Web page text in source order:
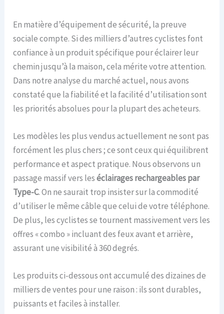
En matière d’équipement de sécurité, la preuve
sociale compte. Si des milliers d’autres cyclistes font
confiance à un produit spécifique pour éclairer leur
chemin jusqu’à la maison, cela mérite votre attention.
Dans notre analyse du marché actuel, nous avons
constaté que la fiabilité et la facilité d’utilisation sont
les priorités absolues pour la plupart des acheteurs.
Les modèles les plus vendus actuellement ne sont pas
forcément les plus chers ; ce sont ceux qui équilibrent
performance et aspect pratique. Nous observons un
passage massif vers leséclairages rechargeables par
Type-C. On ne saurait trop insister sur la commodité
d’utiliser le même câble que celui de votre téléphone.
De plus, les cyclistes se tournent massivement vers les
offres « combo » incluant des feux avant et arrière,
assurant une visibilité à 360 degrés.
Les produits ci-dessous ont accumulé des dizaines de
milliers de ventes pour une raison : ils sont durables,
puissants et faciles à installer.